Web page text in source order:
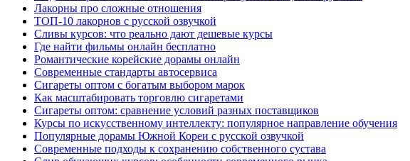
Лакорны про сложные отношения
ТОП-10 лакорнов с русской озвучкой
Сливы курсов: что реально дают дешевые курсы
Где найти фильмы онлайн бесплатно
Романтические корейские дорамы онлайн
Современные стандарты автосервиса
Сигареты оптом с богатым выбором марок
Как масштабировать торговлю сигаретами
Сигареты оптом: сравнение условий разных поставщиков
Курсы по искусственному интеллекту: популярное направление обучения
Популярные дорамы Южной Кореи с русской озвучкой
Современные подходы к сохранению собственного сустава